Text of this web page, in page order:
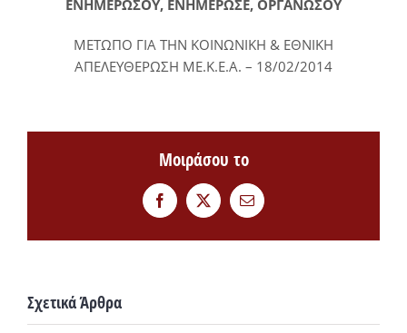
ΕΝΗΜΕΡΩΣΟΥ, ΕΝΗΜΕΡΩΣΕ, ΟΡΓΑΝΩΣΟΥ
ΜΕΤΩΠΟ ΓΙΑ ΤΗΝ ΚΟΙΝΩΝΙΚΗ & ΕΘΝΙΚΗ
ΑΠΕΛΕΥΘΕΡΩΣΗ ΜΕ.Κ.Ε.Α. – 18/02/2014
Μοιράσου το
FacebookTwitterEmail
Σχετικά Άρθρα